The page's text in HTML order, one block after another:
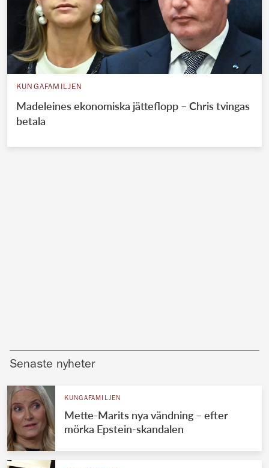
KUNGAFAMILJEN
Madeleines ekonomiska jätteflopp – Chris tvingas
betala
Senaste nyheter
KUNGAFAMILJEN
Mette-Marits nya vändning – efter
mörka Epstein-skandalen